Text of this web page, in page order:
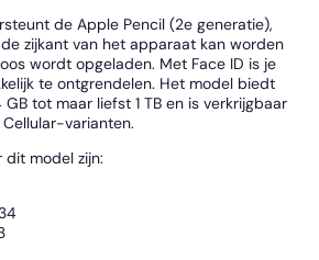
de Apple Pencil (2e generatie),
zijkant van het apparaat kan worden
wordt opgeladen. Met Face ID is je
te ontgrendelen. Het model biedt
tot maar liefst 1 TB en is verkrijgbaar
varianten.
dit model zijn: